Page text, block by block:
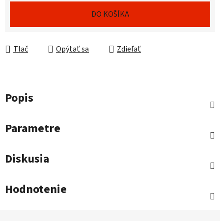
DO KOŠÍKA
Tlač Opýtať sa Zdieľať
Popis
Parametre
Diskusia
Hodnotenie